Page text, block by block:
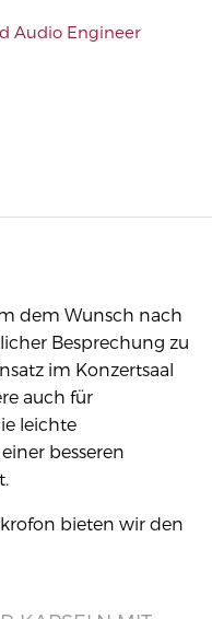
Audio Engineer
dem Wunsch nach
Besprechung zu
im Konzertsaal
auch für
leichte
besseren
bieten wir den